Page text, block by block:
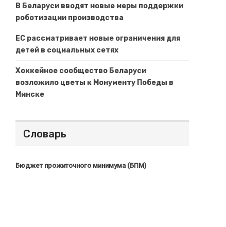
В Беларуси вводят новые меры поддержки
роботизации производства
ЕС рассматривает новые ограничения для
детей в социальных сетях
Хоккейное сообщество Беларуси
возложило цветы к Монументу Победы в
Минске
Словарь
Бюджет прожиточного минимума (БПМ)